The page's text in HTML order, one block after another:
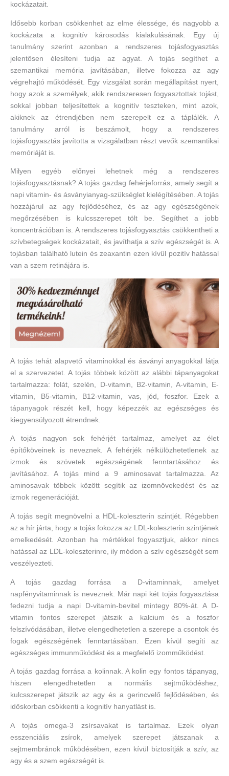
kockázatait.
Idősebb korban csökkenhet az elme élessége, és nagyobb a
kockázata a kognitív károsodás kialakulásának. Egy új
tanulmány szerint azonban a rendszeres tojásfogyasztás
jelentősen élesíteni tudja az agyat. A tojás segíthet a
szemantikai memória javításában, illetve fokozza az agy
végrehajtó működését. Egy vizsgálat során megállapítást nyert,
hogy azok a személyek, akik rendszeresen fogyasztottak tojást,
sokkal jobban teljesítettek a kognitív teszteken, mint azok,
akiknek az étrendjében nem szerepelt ez a táplálék. A
tanulmány arról is beszámolt, hogy a rendszeres
tojásfogyasztás javította a vizsgálatban részt vevők szemantikai
memóriáját is.
Milyen egyéb előnyei lehetnek még a rendszeres
tojásfogyasztásnak? A tojás gazdag fehérjeforrás, amely segít a
napi vitamin- és ásványianyag-szükséglet kielégítésében. A tojás
hozzájárul az agy fejlődéséhez, és az agy egészségének
megőrzésében is kulcsszerepet tölt be. Segíthet a jobb
koncentrációban is. A rendszeres tojásfogyasztás csökkentheti a
szívbetegségek kockázatait, és javíthatja a szív egészségét is. A
tojásban található lutein és zeaxantin ezen kívül pozitív hatással
van a szem retinájára is.
A tojás tehát alapvető vitaminokkal és ásványi anyagokkal látja
el a szervezetet. A tojás többek között az alábbi tápanyagokat
tartalmazza: folát, szelén, D-vitamin, B2-vitamin, A-vitamin, E-
vitamin, B5-vitamin, B12-vitamin, vas, jód, foszfor. Ezek a
tápanyagok részét kell, hogy képezzék az egészséges és
kiegyensúlyozott étrendnek.
A tojás nagyon sok fehérjét tartalmaz, amelyet az élet
építőköveinek is neveznek. A fehérjék nélkülözhetetlenek az
izmok és szövetek egészségének fenntartásához és
javításához. A tojás mind a 9 aminosavat tartalmazza. Az
aminosavak többek között segítik az izomnövekedést és az
izmok regenerációját.
A tojás segít megnövelni a HDL-koleszterin szintjét. Régebben
az a hír járta, hogy a tojás fokozza az LDL-koleszterin szintjének
emelkedését. Azonban ha mértékkel fogyasztjuk, akkor nincs
hatással az LDL-koleszterinre, ily módon a szív egészségét sem
veszélyezteti.
A tojás gazdag forrása a D-vitaminnak, amelyet
napfényvitaminnak is neveznek. Már napi két tojás fogyasztása
fedezni tudja a napi D-vitamin-bevitel mintegy 80%-át. A D-
vitamin fontos szerepet játszik a kalcium és a foszfor
felszívódásában, illetve elengedhetetlen a szerepe a csontok és
fogak egészségének fenntartásában. Ezen kívül segíti az
egészséges immunműködést és a megfelelő izomműködést.
A tojás gazdag forrása a kolinnak. A kolin egy fontos tápanyag,
hiszen elengedhetetlen a normális sejtműködéshez,
kulcsszerepet játszik az agy és a gerincvelő fejlődésében, és
időskorban csökkenti a kognitív hanyatlást is.
A tojás omega-3 zsírsavakat is tartalmaz. Ezek olyan
esszenciális zsírok, amelyek szerepet játszanak a
sejtmembránok működésében, ezen kívül biztosítják a szív, az
agy és a szem egészségét is.